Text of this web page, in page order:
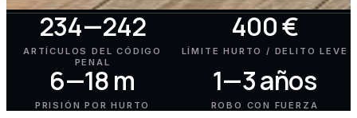
234—242
ARTÍCULOS DEL CÓDIGO
PENAL
400 €
LÍMITE HURTO / DELITO LEVE
6—18 m
PRISIÓN POR HURTO
1—3 años
ROBO CON FUERZA